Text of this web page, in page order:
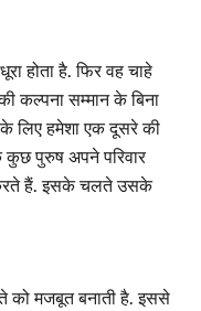
होता है. फिर वह चाहे
कल्पना सम्मान के बिना
के लिए हमेशा एक दूसरे की
कुछ पुरुष अपने परिवार
हैं. इसके चलते उसके
को मजबूत बनाती है. इससे